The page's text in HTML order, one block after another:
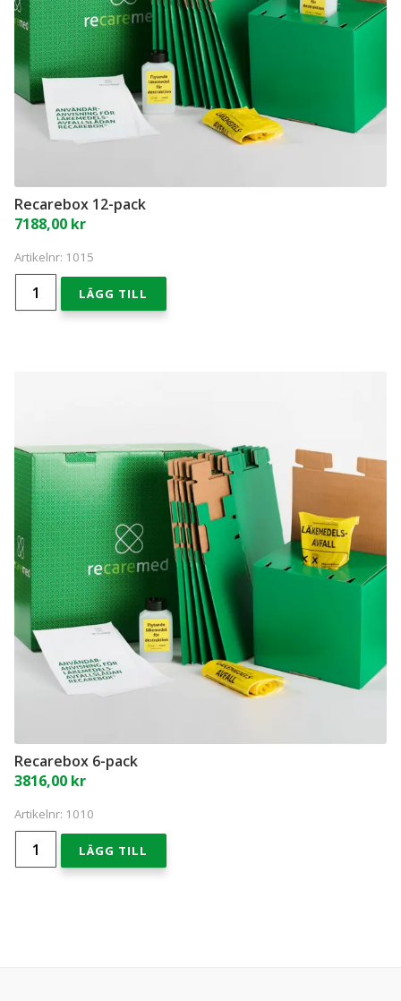
Recarebox 12-pack
7188,00 kr
Artikelnr: 1015
Recarebox
pack
LÄGG TILL
Recarebox 6-pack
3816,00 kr
Artikelnr: 1010
Recarebox
pack
LÄGG TILL